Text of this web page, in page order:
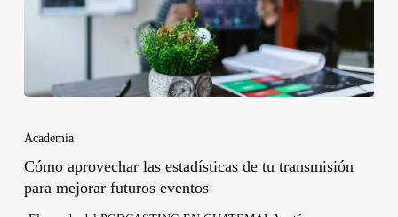
Academia
Cómo aprovechar las estadísticas de tu transmisión
para mejorar futuros eventos